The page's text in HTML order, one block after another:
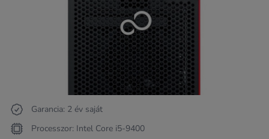
Garancia: 2 év saját
Processzor: Intel Core i5-9400